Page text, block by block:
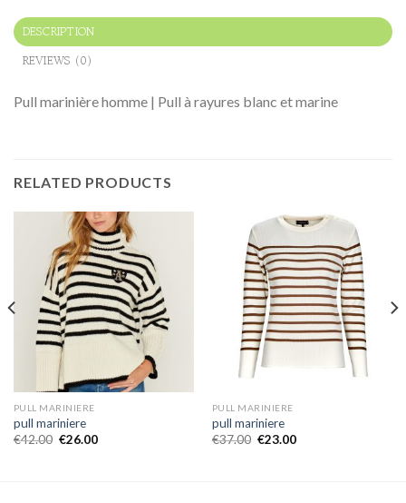
DESCRIPTION
REVIEWS (0)
Pull marinière homme | Pull à rayures blanc et marine
RELATED PRODUCTS
PULL MARINIERE
pull mariniere
€42.00 €26.00
PULL MARINIERE
pull mariniere
€37.00 €23.00